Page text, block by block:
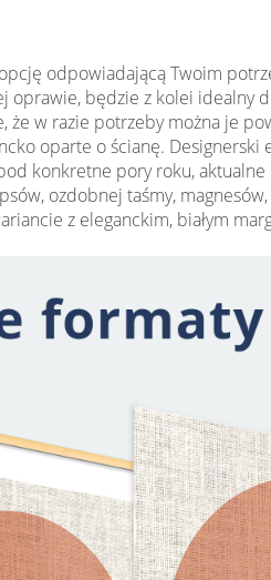
odpowiadającą Twoim
oprawie, będzie z kolei
że w razie potrzeby można je
oparte o ścianę. Designerski
konkretne pory roku, aktualne
ozdobnej taśmy,
z eleganckim, białym